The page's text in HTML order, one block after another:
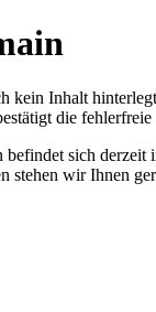
kein Inhalt
die
sich derzeit
stehen wir Ihnen